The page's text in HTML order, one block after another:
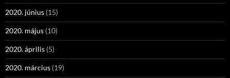
2020. június (15)
2020. május (10)
2020. április (5)
2020. március (19)